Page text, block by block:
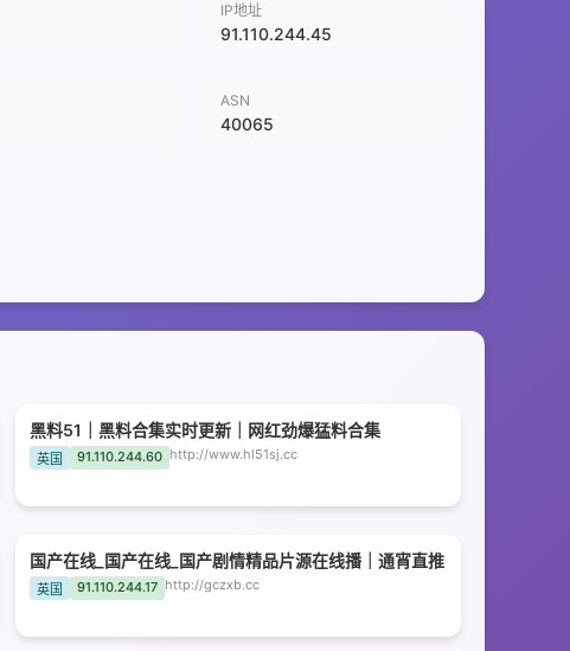
IP地址
91.110.244.45
ASN
40065
黑料51｜黑料合集实时更新｜网红劲爆猛料合集
英国 91.110.244.60 http://www.hl51sj.cc
国产在线_国产在线_国产剧情精品片源在线播｜通宵直推
英国 91.110.244.17 http://gczxb.cc